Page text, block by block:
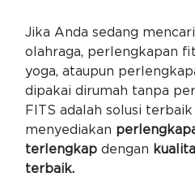
Jika Anda sedang
olahraga, perlengkapan
yoga, ataupun
dipakai dirumah tanpa
FITS adalah solusi
menyediakan
terlengkapdengan
terbaik.